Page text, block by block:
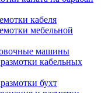
кабеля
мебельной
машины
кабельных
бухт